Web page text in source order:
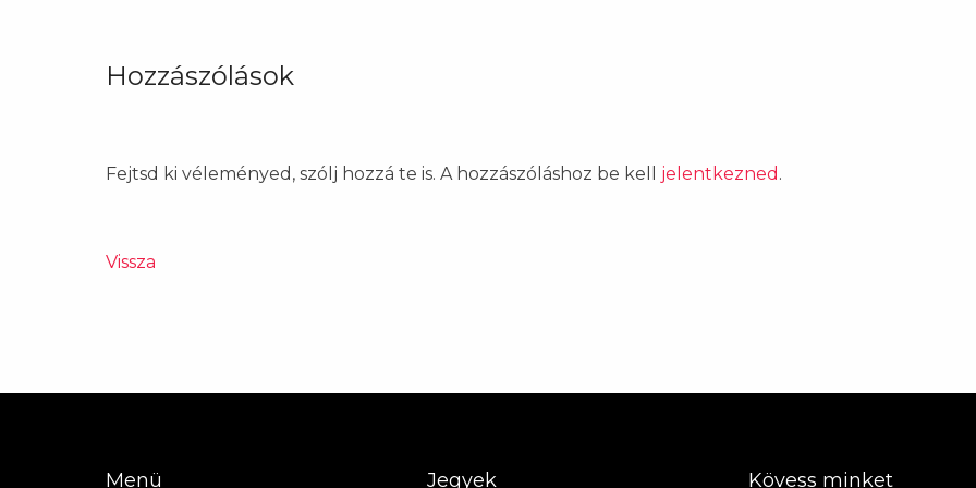
Hozzászólások
Fejtsd ki véleményed, szólj hozzá te is. A hozzászóláshoz be kell jelentkezned .
Vissza
Menü Jegyek Kövess minket